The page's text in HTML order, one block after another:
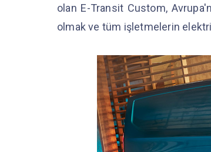
olan E-Transit Custom,
olmak ve tüm işletmelerin